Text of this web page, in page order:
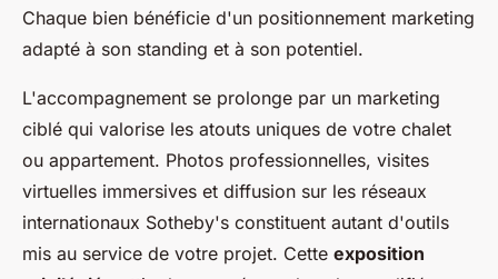
Chaque bien bénéficie d'un positionnement marketing
adapté à son standing et à son potentiel.
L'accompagnement se prolonge par un marketing
ciblé qui valorise les atouts uniques de votre chalet
ou appartement. Photos professionnelles, visites
virtuelles immersives et diffusion sur les réseaux
internationaux Sotheby's constituent autant d'outils
mis au service de votre projet. Cette exposition